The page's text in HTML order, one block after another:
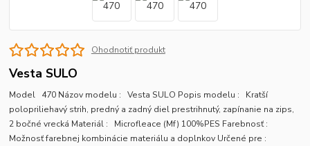
Ohodnotiť produkt
Vesta SULO
Model 470 Názov modelu : Vesta SULO Popis modelu : Kratší
polopriliehavý strih, predný a zadný diel prestrihnutý, zapínanie na zips,
2 bočné vrecká Materiál : Microfleace (Mf) 100%PES Farebnosť :
Možnosť farebnej kombinácie materiálu a doplnkov Určené pre :